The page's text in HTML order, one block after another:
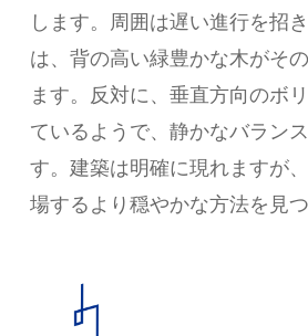
します。周囲は遅い進行を招
は、背の高い緑豊かな木がそ
ます。反対に、垂直方向のボ
ているようで、静かなバラン
す。建築は明確に現れますが
場するより穏やかな方法を見つ